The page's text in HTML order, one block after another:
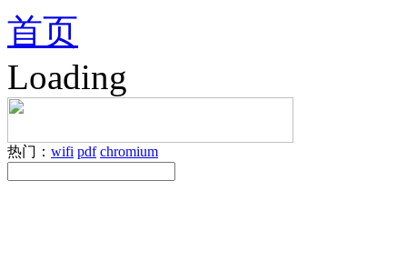
首页
Loading
热门： wifi pdf chromium